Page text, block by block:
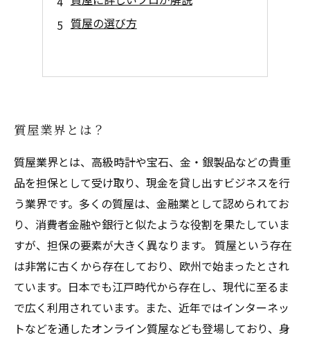
質屋の選び方
質屋業界とは？
質屋業界とは、高級時計や宝石、金・銀製品などの貴重
品を担保として受け取り、現金を貸し出すビジネスを行
う業界です。多くの質屋は、金融業として認められてお
り、消費者金融や銀行と似たような役割を果たしていま
すが、担保の要素が大きく異なります。 質屋という存在
は非常に古くから存在しており、欧州で始まったとされ
ています。日本でも江戸時代から存在し、現代に至るま
で広く利用されています。また、近年ではインターネッ
トなどを通したオンライン質屋なども登場しており、身